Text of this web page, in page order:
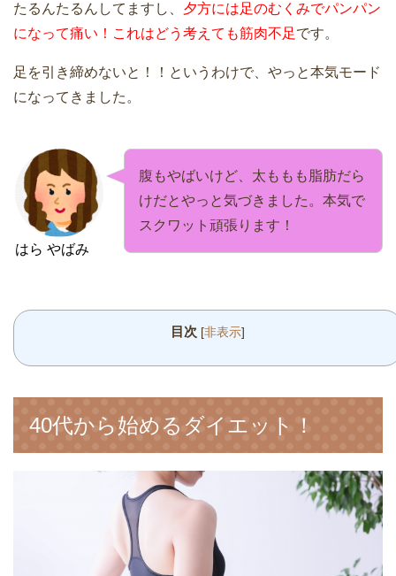
たるんたるんしてますし、 夕方には足のむくみでパンパン
になって痛い！これはどう考えても筋肉不足です。
足を引き締めないと！！というわけで、やっと本気モード
になってきました。
はら やばみ
腹もやばいけど、太ももも脂肪だら
けだとやっと気づきました。本気で
スクワット頑張ります！
目次 [非表示]
40代から始めるダイエット！